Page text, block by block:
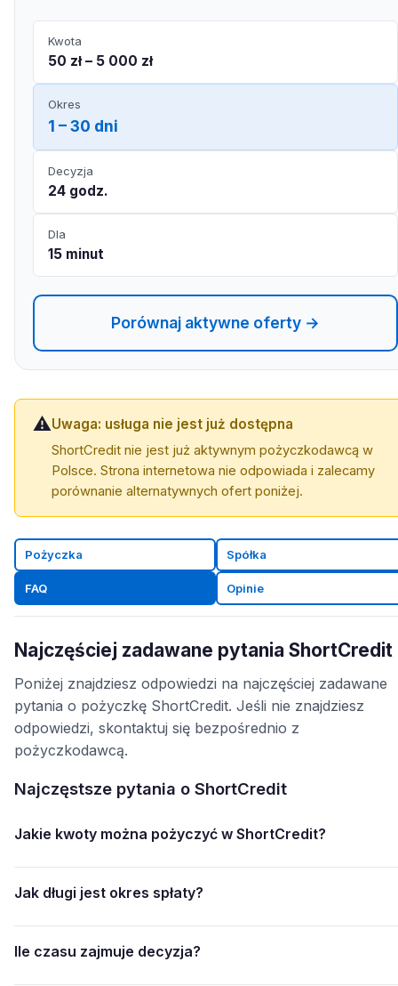
Kwota
50 zł – 5 000 zł
Okres
1 – 30 dni
Decyzja
24 godz.
Dla
15 minut
Porównaj aktywne oferty →
⚠️Uwaga: usługa nie jest już dostępna
ShortCredit nie jest już aktywnym pożyczkodawcą w
Polsce. Strona internetowa nie odpowiada i zalecamy
porównanie alternatywnych ofert poniżej.
Pożyczka Spółka
FAQ Opinie
Najczęściej zadawane pytania ShortCredit
Poniżej znajdziesz odpowiedzi na najczęściej zadawane
pytania o pożyczkę ShortCredit. Jeśli nie znajdziesz
odpowiedzi, skontaktuj się bezpośrednio z
pożyczkodawcą.
Najczęstsze pytania o ShortCredit
Jakie kwoty można pożyczyć w ShortCredit?
Jak długi jest okres spłaty?
Ile czasu zajmuje decyzja?